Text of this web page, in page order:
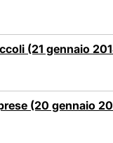
(21 gennaio
(20 gennaio